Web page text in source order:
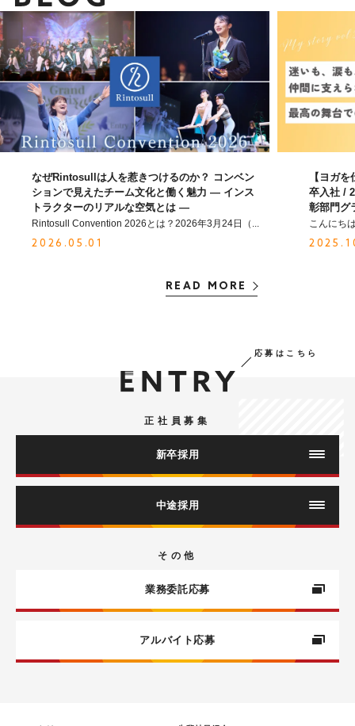
募集職種
本部企画職
READ MORE
なぜRintosullは人を惹きつけるのか？ コンベン
ションで見えたチーム文化と働く魅力 ― インス
トラクターのリアルな空気とは ―
Rintosull Convention 2026とは？2026年3月24日（...
2026.05.01
【ヨガ
卒入社 /
彰部門グ
こんにち
応募はこちら
正社員募集
新卒採用
採用情報（インストラクター職）
（LAVAグループ 企画ビジネス職）
エントリー（企画ビジネス職）
中途採用
その他
業務委託応募
アルバイト応募